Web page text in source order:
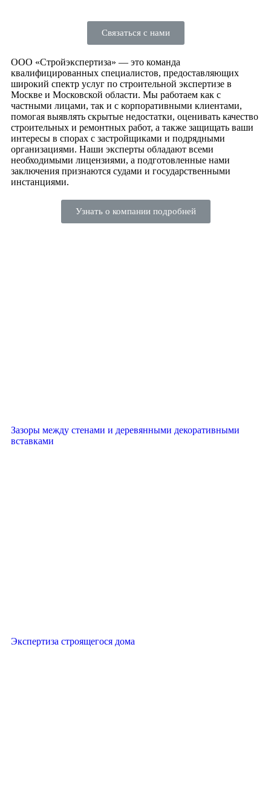
Связаться с нами
ООО «Стройэкспертиза» — это команда
квалифицированных специалистов, предоставляющих
широкий спектр услуг по строительной экспертизе в
Москве и Московской области. Мы работаем как с
частными лицами, так и с корпоративными клиентами,
помогая выявлять скрытые недостатки, оценивать качество
строительных и ремонтных работ, а также защищать ваши
интересы в спорах с застройщиками и подрядными
организациями. Наши эксперты обладают всеми
необходимыми лицензиями, а подготовленные нами
заключения признаются судами и государственными
инстанциями.
Узнать о компании подробней
Зазоры между стенами и деревянными декоративными
вставками
Экспертиза строящегося дома